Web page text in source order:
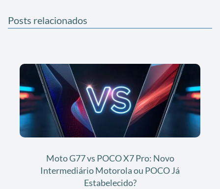
Posts relacionados
Moto G77 vs POCO X7 Pro: Novo
Intermediário Motorola ou POCO Já
Estabelecido?